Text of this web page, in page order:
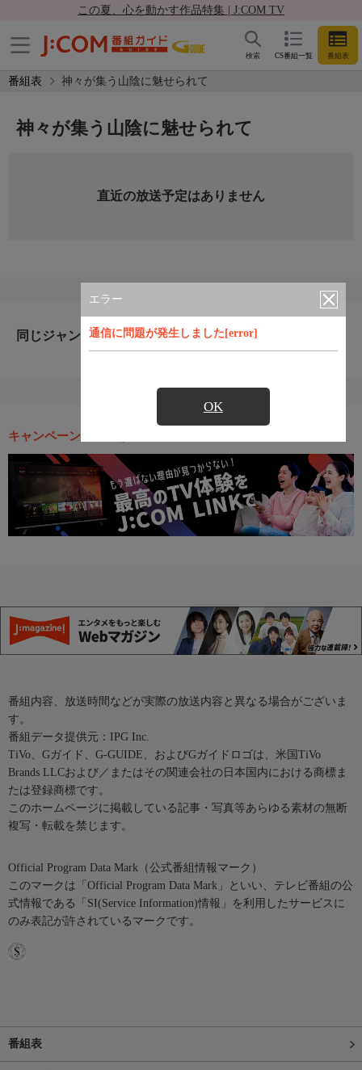
この夏、心を動かす作品特集 | J:COM TV
CS番組一覧 番組表
検索
番組表 神々が集う山陰に魅せられて
エラー
通信に問題が発生しました[error]
OK
神々が集う山陰に魅せられて
直近の放送予定はありません
同じジャンルのおすすめ番組
キャンペーン・お得な情報
番組内容、放送時間などが実際の放送内容と異なる場合がございま
す。
番組データ提供元：IPG Inc.
TiVo、Gガイド、G-GUIDE、およびGガイドロゴは、米国TiVo
Brands LLCおよび／またはその関連会社の日本国内における商標ま
たは登録商標です。
このホームページに掲載している記事・写真等あらゆる素材の無断
複写・転載を禁じます。
Official Program Data Mark（公式番組情報マーク）
このマークは「Official Program Data Mark」といい、テレビ番組の公
式情報である「SI(Service Information)情報」を利用したサービスに
のみ表記が許されているマークです。
番組表